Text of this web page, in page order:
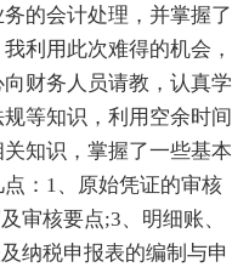
的会计处理，并掌握了
利用此次难得的机会，
财务人员请教，认真学
等知识，利用空余时间
知识，掌握了一些基本
：1、原始凭证的审核
审核要点;3、明细账、
纳税申报表的编制与申